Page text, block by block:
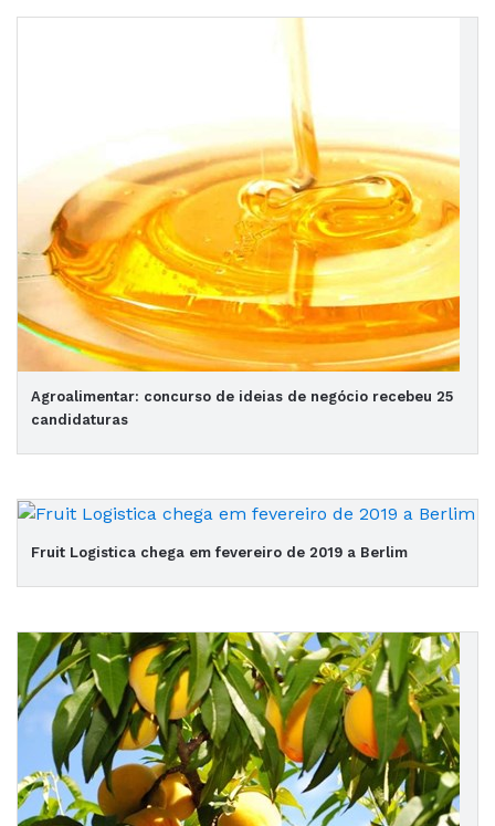
Agroalimentar: concurso de ideias de negócio recebeu 25
candidaturas
Fruit Logistica chega em fevereiro de 2019 a Berlim